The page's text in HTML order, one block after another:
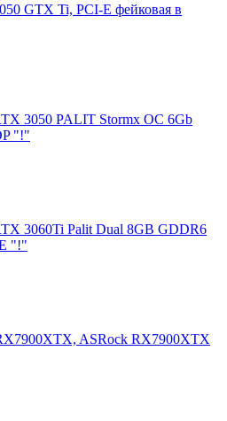
GTX Ti, PCI-E фейковая в
3050 PALIT Stormx OC 6Gb
"!"
3060Ti Palit Dual 8GB GDDR6
"!"
ASRock RX7900XTX